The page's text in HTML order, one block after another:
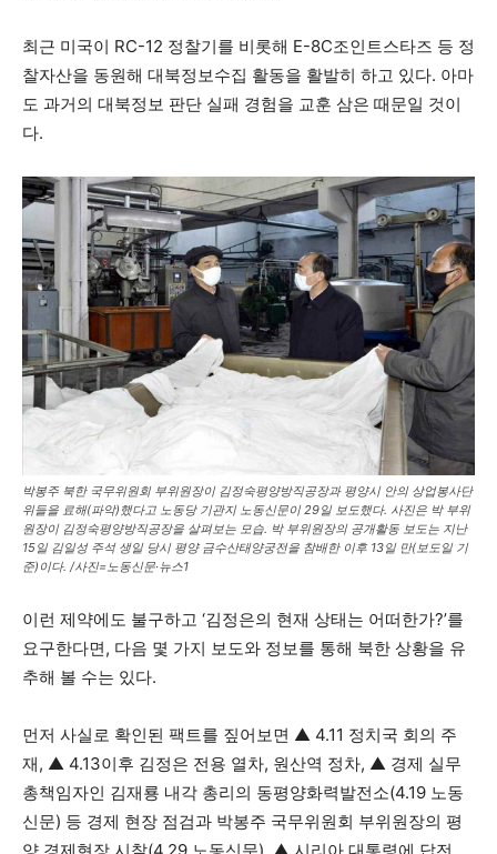
최근 미국이 RC-12 정찰기를 비롯해 E-8C조인트스타즈 등 정
찰자산을 동원해 대북정보수집 활동을 활발히 하고 있다. 아마
도 과거의 대북정보 판단 실패 경험을 교훈 삼은 때문일 것이
다.
박봉주 북한 국무위원회 부위원장이 김정숙평양방직공장과 평양시 안의 상업봉사단
위들을 료해(파악)했다고 노동당 기관지 노동신문이 29일 보도했다. 사진은 박 부위
원장이 김정숙평양방직공장을 살펴보는 모습. 박 부위원장의 공개활동 보도는 지난
15일 김일성 주석 생일 당시 평양 금수산태양궁전을 참배한 이후 13일 만(보도일 기
준)이다. /사진=노동신문·뉴스1
이런 제약에도 불구하고 ‘김정은의 현재 상태는 어떠한가?’를
요구한다면, 다음 몇 가지 보도와 정보를 통해 북한 상황을 유
추해 볼 수는 있다.
먼저 사실로 확인된 팩트를 짚어보면 ▲ 4.11 정치국 회의 주
재, ▲ 4.13이후 김정은 전용 열차, 원산역 정차, ▲ 경제 실무
총책임자인 김재룡 내각 총리의 동평양화력발전소(4.19 노동
신문) 등 경제 현장 점검과 박봉주 국무위원회 부위원장의 평